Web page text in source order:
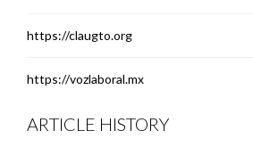
https://claugto.org
https://vozlaboral.mx
ARTICLE HISTORY